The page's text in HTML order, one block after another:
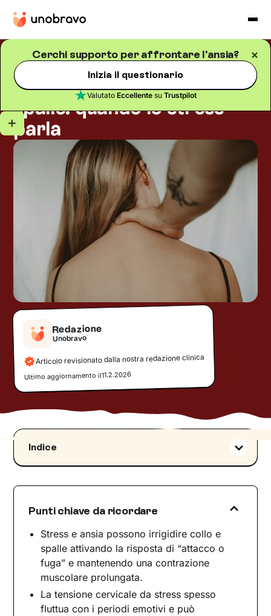
Cerchi supporto per affrontare l'ansia?
Inizia il questionario
Valutato Eccellentesu Trustpilot
Blog
Tensione al collo e alle
spalle: quando lo stress
parla
Redazione
Unobravo
Articolo revisionato dalla nostra redazione clinica
Ultimo aggiornamento il11.2.2026
Indice
Perché stress e ansia irrigidiscono collo e spalle
Respiro corto e spalle rigide: cosa succede
I sintomi: come si presenta la tensione
Stress o problema fisico? Come orientarsi senza
paura
Postura e schermi: quando il corpo alimenta
Come rilassare i muscoli del collo e delle spalle
Punti chiave da ricordare
Stress e ansia possono irrigidire collo e
spalle attivando la risposta di “attacco o
fuga” e mantenendo una contrazione
muscolare prolungata.
La tensione cervicale da stress spesso
fluttua con i periodi emotivi e può